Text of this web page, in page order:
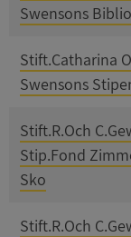
Swensons
Stift.Catharina
Swensons
Stift.R.Och
Stip.Fond
Sko
Stift.R.Och